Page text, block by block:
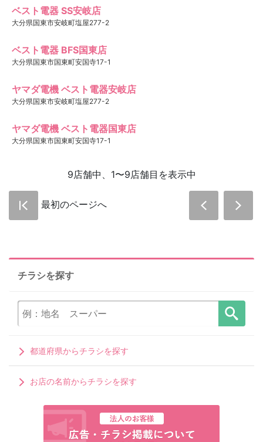
ベスト電器 SS安岐店
大分県国東市安岐町塩屋277-2
ベスト電器 BFS国東店
大分県国東市国東町安国寺17-1
ヤマダ電機 ベスト電器安岐店
大分県国東市安岐町塩屋277-2
ヤマダ電機 ベスト電器国東店
大分県国東市国東町安国寺17-1
9店舗中、1〜9店舗目を表示中
最初のページへ
チラシを探す
都道府県からチラシを探す
お店の名前からチラシを探す